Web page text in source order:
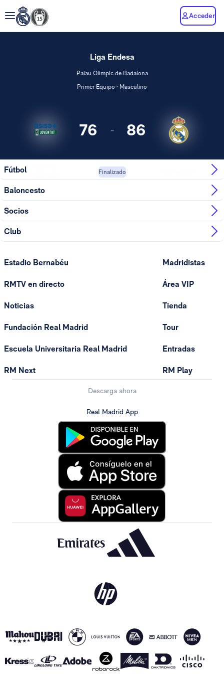
Acceder
Liga Endesa
Palau Olímpic de Badalona
Primer Equipo · Masculino
76 - 86
Finalizado
Fútbol
Baloncesto
Socios
Club
Estadio Bernabéu
RMTV en directo
Noticias
Fundación Real Madrid
Escuela Universitaria Real Madrid
RM Next
Madridistas
Área VIP
Tienda
Tour
Entradas
RM Play
Descarga ahora
Real Madrid App